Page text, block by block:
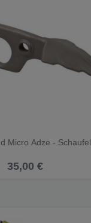
Micro Adze - Schaufel
35,00 €